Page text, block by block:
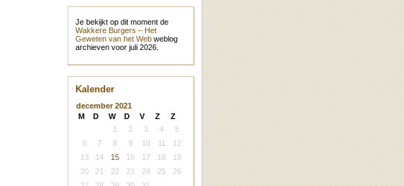
Je bekijkt op dit moment de
Wakkere Burgers – Het
Geweten van het Web weblog
archieven voor juli 2026.
Kalender
december 2021
M
D W D V Z
Z
1
2 3 4
5
6
7 8 9 10 11
12
13
14 15 16 17 18
19
20
21 22 23 24 25
26